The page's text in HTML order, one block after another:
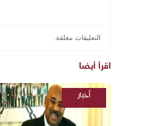
التعليقات مغلقة.
اقرأ أيضا
أخبار